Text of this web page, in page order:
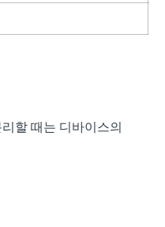
할 때는 디바이스의